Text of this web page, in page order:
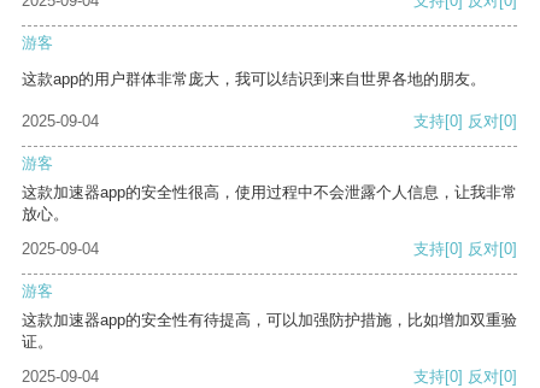
游客
这款app的用户群体非常庞大，我可以结识到来自世界各地的朋友。
2025-09-04 支持[0] 反对[0]
游客
这款加速器app的安全性很高，使用过程中不会泄露个人信息，让我非常
放心。
2025-09-04
支持[0] 反对[0]
游客
这款加速器app的安全性有待提高，可以加强防护措施，比如增加双重验
证。
2025-09-04
支持[0] 反对[0]